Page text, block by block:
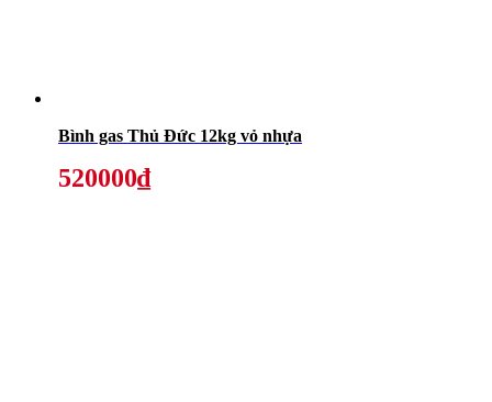
Bình gas Thủ Đức 12kg vỏ nhựa
520000₫